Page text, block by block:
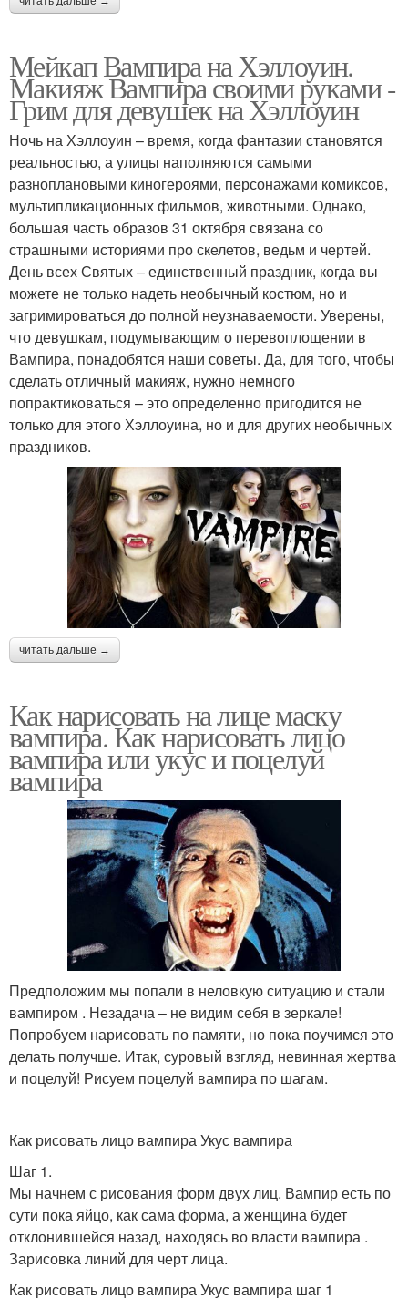
Мейкап Вампира на Хэллоуин.
Макияж Вампира своими руками -
Грим для девушек на Хэллоуин
Ночь на Хэллоуин – время, когда фантазии становятся
реальностью, а улицы наполняются самыми
разноплановыми киногероями, персонажами комиксов,
мультипликационных фильмов, животными. Однако,
большая часть образов 31 октября связана со
страшными историями про скелетов, ведьм и чертей.
День всех Святых – единственный праздник, когда вы
можете не только надеть необычный костюм, но и
загримироваться до полной неузнаваемости. Уверены,
что девушкам, подумывающим о перевоплощении в
Вампира, понадобятся наши советы. Да, для того, чтобы
сделать отличный макияж, нужно немного
попрактиковаться – это определенно пригодится не
только для этого Хэллоуина, но и для других необычных
праздников.
читать дальше →
Как нарисовать на лице маску
вампира. Как нарисовать лицо
вампира или укус и поцелуй
вампира
Предположим мы попали в неловкую ситуацию и стали
вампиром . Незадача – не видим себя в зеркале!
Попробуем нарисовать по памяти, но пока поучимся это
делать получше. Итак, суровый взгляд, невинная жертва
и поцелуй! Рисуем поцелуй вампира по шагам.
Как рисовать лицо вампира Укус вампира
Шаг 1.
Мы начнем с рисования форм двух лиц. Вампир есть по
сути пока яйцо, как сама форма, а женщина будет
отклонившейся назад, находясь во власти вампира .
Зарисовка линий для черт лица.
Как рисовать лицо вампира Укус вампира шаг 1